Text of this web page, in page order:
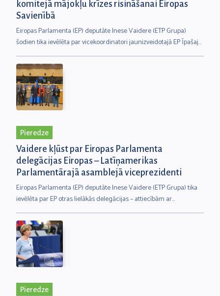
komitejā mājokļu krīzes risināšanai Eiropas
Savienībā
Eiropas Parlamenta (EP) deputāte Inese Vaidere (ETP Grupa)
šodien tika ievēlēta par vicekoordinatori jaunizveidotajā EP Īpašajā
komitejā mājokļu krīzes risināšanai Eiropas Savienībā. Viņa ir arī
vienīgā no Latvijas deputātiem, kas strādās šajā komitejā. “Esmu
ļoti gandarīta saņemt kolēģu uzticību, kļūstot par vienu no
vadošajiem deputātiem mājokļu krīzes komitejā,” uzver I. Vaidere.
Pieredze
Vaidere kļūst par Eiropas Parlamenta
delegācijas Eiropas – Latīņamerikas
Parlamentārajā asamblejā viceprezidenti
Eiropas Parlamenta (EP) deputāte Inese Vaidere (ETP Grupa) tika
ievēlēta par EP otras lielākās delegācijas – attiecībām ar
Latīņameriku – viceprezidenti. Šī delegācija sastāv no 75 EP
deputātiem, kuri kopā ar vēl 75 pārstāvjiem no Latīņamerikas
reģionālajiem parlamentiem veido Eiropas - Latīņamerikas
Parlamentāro asambleju. Eiropas Parlamenta delegācijās veido
Eiropas Parlamenta attiecības ar citu pasaules valstu
parlamentiem.
Pieredze